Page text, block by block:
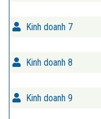
Kinh doanh 7
Kinh doanh 8
Kinh doanh 9